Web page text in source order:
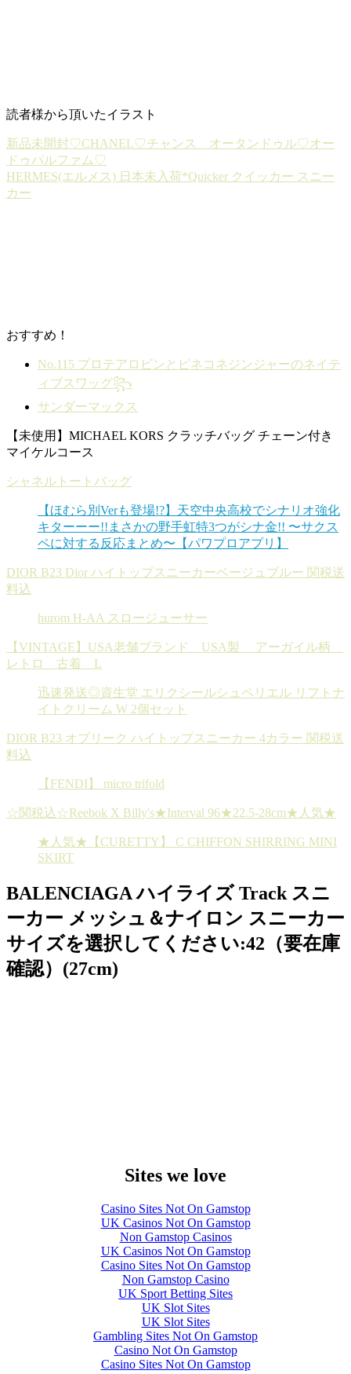
読者様から頂いたイラスト
新品未開封♡CHANEL♡チャンス オータンドゥル♡オー
ドゥパルファム♡
HERMES(エルメス) 日本未入荷*Quicker クイッカー スニー
カー
おすすめ！
No.115 プロテアロビンとピネコネジンジャーのネイテ
ィブスワッグ꧂
サンダーマックス
【未使用】MICHAEL KORS クラッチバッグ チェーン付き
マイケルコース
シャネルトートバッグ
【ほむら別Verも登場!?】天空中央高校でシナリオ強化
キターーー!!まさかの野手虹特3つがシナ金!! 〜サクス
ペに対する反応まとめ〜【パワプロアプリ】
DIOR B23 Dior ハイトップスニーカーベージュブルー 関税送
料込
hurom H-AA スロージューサー
【VINTAGE】USA老舗ブランド USA製 アーガイル柄
レトロ 古着 L
迅速発送◎資生堂 エリクシールシュペリエル リフトナ
イトクリーム W 2個セット
DIOR B23 オプリーク ハイトップスニーカー 4カラー 関税送
料込
【FENDI】 micro trifold
☆関税込☆Reebok X Billy's★Interval 96★22.5-28cm★人気★
★人気★【CURETTY】 C CHIFFON SHIRRING MINI
SKIRT
BALENCIAGA ハイライズ Track スニ
ーカー メッシュ＆ナイロン スニーカー
サイズを選択してください:42（要在庫
確認）(27cm)
Sites we love
Casino Sites Not On Gamstop
UK Casinos Not On Gamstop
Non Gamstop Casinos
UK Casinos Not On Gamstop
Casino Sites Not On Gamstop
Non Gamstop Casino
UK Sport Betting Sites
UK Slot Sites
UK Slot Sites
Gambling Sites Not On Gamstop
Casino Not On Gamstop
Casino Sites Not On Gamstop